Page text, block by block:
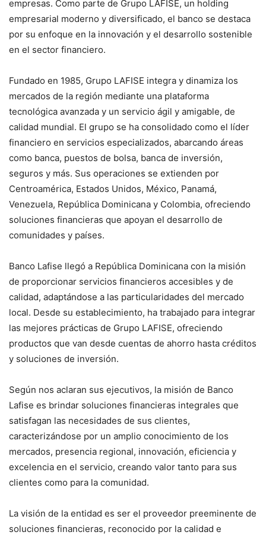
empresas. Como parte de Grupo LAFISE, un holding
empresarial moderno y diversificado, el banco se destaca
por su enfoque en la innovación y el desarrollo sostenible
en el sector financiero.
Fundado en 1985, Grupo LAFISE integra y dinamiza los
mercados de la región mediante una plataforma
tecnológica avanzada y un servicio ágil y amigable, de
calidad mundial. El grupo se ha consolidado como el líder
financiero en servicios especializados, abarcando áreas
como banca, puestos de bolsa, banca de inversión,
seguros y más. Sus operaciones se extienden por
Centroamérica, Estados Unidos, México, Panamá,
Venezuela, República Dominicana y Colombia, ofreciendo
soluciones financieras que apoyan el desarrollo de
comunidades y países.
Banco Lafise llegó a República Dominicana con la misión
de proporcionar servicios financieros accesibles y de
calidad, adaptándose a las particularidades del mercado
local. Desde su establecimiento, ha trabajado para integrar
las mejores prácticas de Grupo LAFISE, ofreciendo
productos que van desde cuentas de ahorro hasta créditos
y soluciones de inversión.
Según nos aclaran sus ejecutivos, la misión de Banco
Lafise es brindar soluciones financieras integrales que
satisfagan las necesidades de sus clientes,
caracterizándose por un amplio conocimiento de los
mercados, presencia regional, innovación, eficiencia y
excelencia en el servicio, creando valor tanto para sus
clientes como para la comunidad.
La visión de la entidad es ser el proveedor preeminente de
soluciones financieras, reconocido por la calidad e